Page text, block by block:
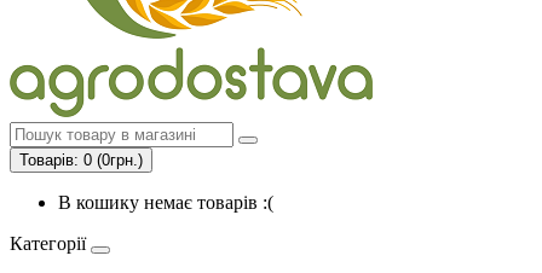
Товарів: 0 (0грн.)
В кошику немає товарів :(
Категорії